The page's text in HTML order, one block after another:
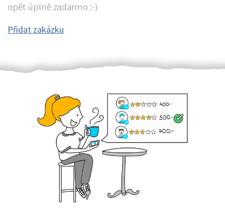
opět úplně zadarmo :-)
Přidat zakázku